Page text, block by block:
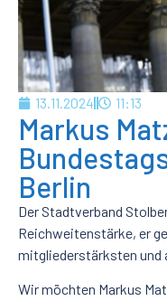
13.11.2024 11:13
Markus
Berlin
Der Stadtverband
Reichweitenstärke, er
mitgliederstärksten und
Wir möchten Markus